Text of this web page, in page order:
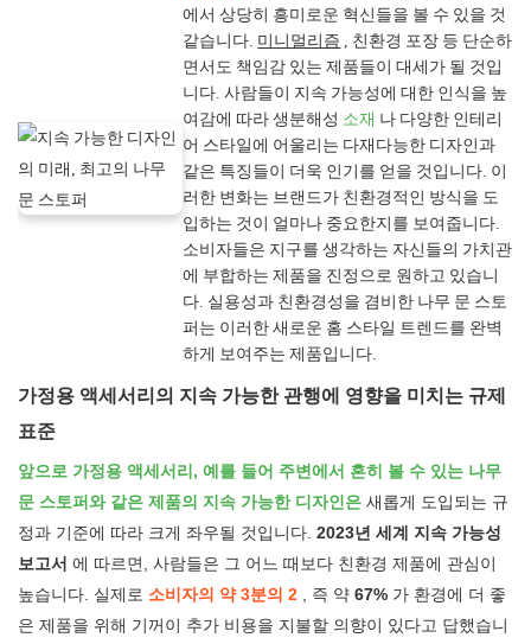
에서 상당히 흥미로운 혁신들을 볼 수 있을 것
같습니다. 미니멀리즘 , 친환경 포장 등 단순하
면서도 책임감 있는 제품들이 대세가 될 것입
니다. 사람들이 지속 가능성에 대한 인식을 높
여감에 따라 생분해성 소재 나 다양한 인테리
어 스타일에 어울리는 다재다능한 디자인과
같은 특징들이 더욱 인기를 얻을 것입니다. 이
러한 변화는 브랜드가 친환경적인 방식을 도
입하는 것이 얼마나 중요한지를 보여줍니다.
소비자들은 지구를 생각하는 자신들의 가치관
에 부합하는 제품을 진정으로 원하고 있습니
다. 실용성과 친환경성을 겸비한 나무 문 스토
퍼는 이러한 새로운 홈 스타일 트렌드를 완벽
하게 보여주는 제품입니다.
가정용 액세서리의 지속 가능한 관행에 영향을 미치는 규제
표준
앞으로 가정용 액세서리, 예를 들어 주변에서 흔히 볼 수 있는 나무
문 스토퍼와 같은 제품의 지속 가능한 디자인은 새롭게 도입되는 규
정과 기준에 따라 크게 좌우될 것입니다. 2023년 세계 지속 가능성
보고서 에 따르면, 사람들은 그 어느 때보다 친환경 제품에 관심이
높습니다. 실제로 소비자의 약 3분의 2 , 즉 약 67% 가 환경에 더 좋
은 제품을 위해 기꺼이 추가 비용을 지불할 의향이 있다고 답했습니